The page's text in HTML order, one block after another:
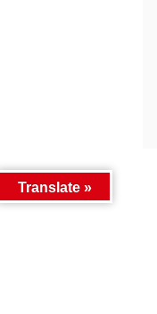
Translate »